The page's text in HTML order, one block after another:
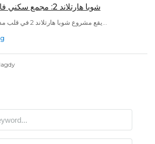
شوبا هارتلاند 2: مجمع سكني فاخر في قلب دبي